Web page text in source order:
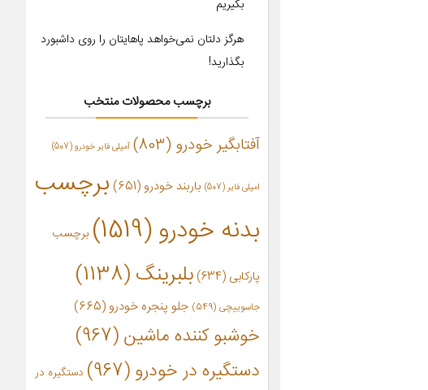
بگیریم
هرگز دلتان نمی‌خواهد پاهایتان را روی داشبورد
بگذارید!
برچسب محصولات منتخب
آفتابگیر خودرو (803) آمپلی فایر خودرو(507)
امپلی فایر (507) باربند خودرو(651)
برچسب
بدنه خودرو(1519) برچسب
پارکابی (634) بلبرینگ(1138)
جاسوییچی (549) جلو پنجره خودرو (665)
خوشبو کننده ماشین(967)
دستگیره در خودرو(967)
دستگیره در